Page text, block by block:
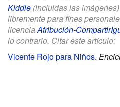
Kiddle (incluidas las
libremente para fines
licenciaAtribución-
lo contrario. Citar este artículo:
Vicente Rojo para Niños.